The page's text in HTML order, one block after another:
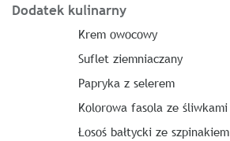
Dodatek kulinarny
Krem owocowy
Suflet ziemniaczany
Papryka z selerem
Kolorowa fasola ze śliwkami
Łosoś bałtycki ze szpinakiem